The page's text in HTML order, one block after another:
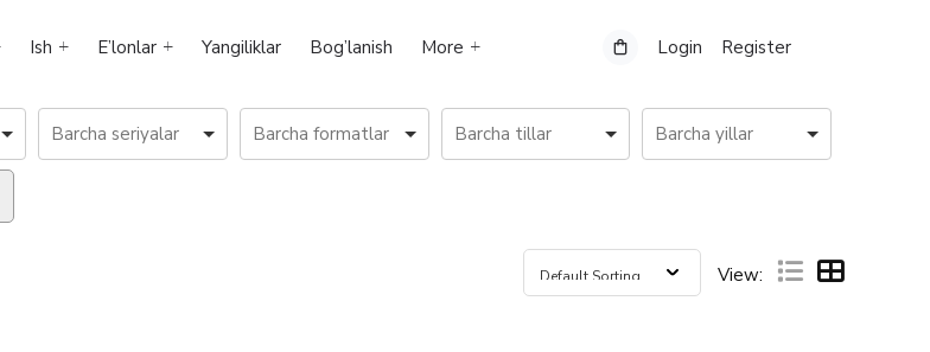
Ish E’lonlar Yangiliklar Bog’lanish More Login Register
View: